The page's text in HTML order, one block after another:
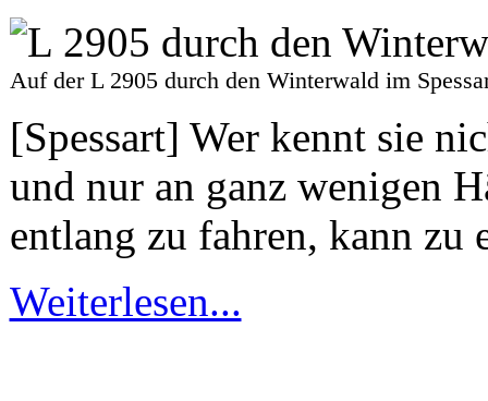
Auf der L 2905 durch den Winterwald im
[Spessart] Wer kennt sie
und nur an ganz wenigen
entlang zu fahren, kann zu
Weiterlesen...